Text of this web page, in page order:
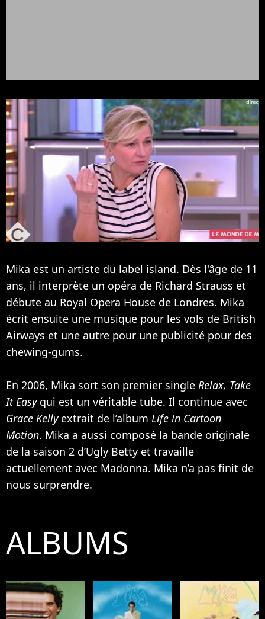
Mika est un artiste du label island. Dès l'âge de 11
ans, il interprète un opéra de Richard Strauss et
débute au Royal Opera House de Londres. Mika
écrit ensuite une musique pour les vols de British
Airways et une autre pour une publicité pour des
chewing-gums.
En 2006, Mika sort son premier single Relax, Take
It Easyqui est un véritable tube. Il continue avec
Grace Kellyextrait de l’album Life in Cartoon
Motion. Mika a aussi composé la bande originale
de la saison 2 d’Ugly Betty et travaille
actuellement avec Madonna. Mika n’a pas finit de
nous surprendre.
ALBUMS